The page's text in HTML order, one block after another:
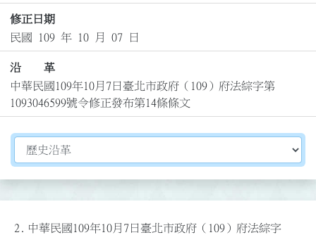
修正日期
民國 109 年 10 月 07 日
沿 革
中華民國109年10月7日臺北市政府（109）府法綜字第
1093046599號令修正發布第14條條文
切換選擇法規資訊內容
2.
中華民國109年10月7日臺北市政府（109）府法綜字